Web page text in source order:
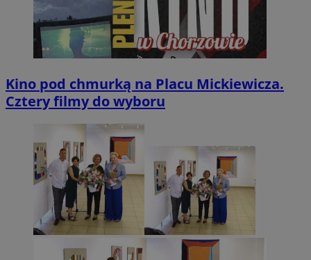
Kino pod chmurką na Placu Mickiewicza.
Cztery filmy do wyboru